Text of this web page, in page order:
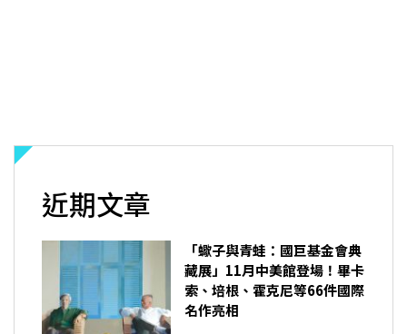
近期文章
「蠍子與青蛙：國巨基金會典
藏展」11月中美館登場！畢卡
索、培根、霍克尼等66件國際
名作亮相